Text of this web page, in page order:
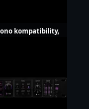
kompatibility,